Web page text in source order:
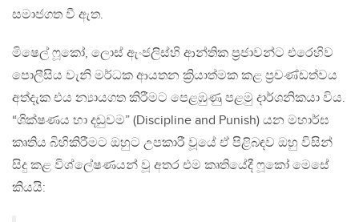
සමාජගත වී ඇත.
මිෂෙල් ෆූකෝ, ලොස් ඇංජලිස්හි ආන්තික ප්‍රජාවන්ට එරෙහිව
පොලීසිය වැනි මර්ධක ආයතන ක්‍රියාත්මක කළ ප්‍රචණ්ඩත්වය
අත්දැක එය න්‍යායගත කිරීමට පෙළඹුණු පළමු දාර්ශනිකයා විය.
“ශික්ෂණය හා දඬුවම” (Discipline and Punish) යන මහාර්ඝ
කෘතිය බිහිකිරීමට ඔහුට උපකාරී වූයේ ඒ පිළිබඳව ඔහු විසින්
සිදු කළ විශ්ලේෂණයන් වූ අතර එම කෘතියේදී ෆූකෝ මෙසේ
කියයි: